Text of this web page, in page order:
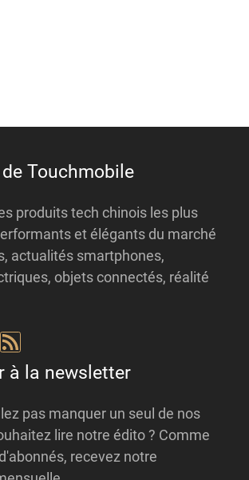
Touchmobile
produits tech chinois les plus
et élégants du marché
actualités smartphones,
objets connectés, réalité
Flux RSS
à la newsletter
pas manquer un seul de nos
lire notre édito ? Comme
recevez notre